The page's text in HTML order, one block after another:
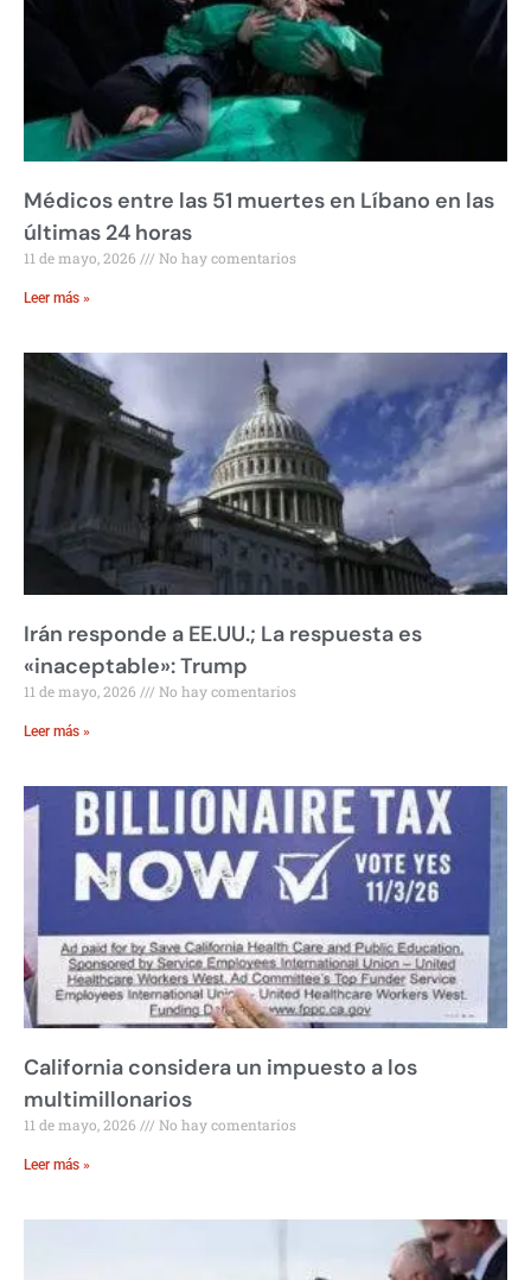
Médicos entre las 51 muertes en Líbano en las
últimas 24 horas
11 de mayo, 2026 No hay comentarios
Leer más »
Irán responde a EE.UU.; La respuesta es
«inaceptable»: Trump
11 de mayo, 2026 No hay comentarios
Leer más »
California considera un impuesto a los
multimillonarios
11 de mayo, 2026 No hay comentarios
Leer más »